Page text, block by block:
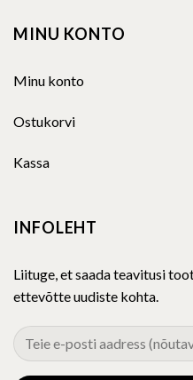
MINU KONTO
Minu konto
Ostukorvi
Kassa
INFOLEHT
Liituge, et saada teavitusi
ettevõtte uudiste kohta.